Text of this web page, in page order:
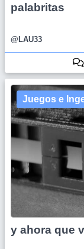
palabritas
@LAU33
Juegos e
y ahora que